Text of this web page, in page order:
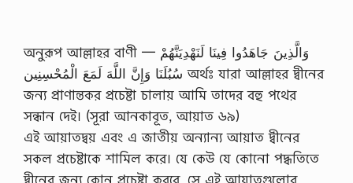
অনুরূপ আল্লাহর বাণী — وَالَّذِينَ جَاهَدُوا فِينَا لَنَهْدِيَنَّهُمْ
سُبُلَنَا وَإِنَّ اللَّهَ لَمَعَ الْمُحْسِنِين অর্থঃ যারা আল্লাহর দ্বীনের
জন্য প্রাণান্তকর প্রচেষ্টা চালায় আমি তাদের বহু পথের
সন্ধান দেই। (সূরা আনকাবূত, আয়াত ৬৯)
এই আয়াতদ্বয় এবং এ জাতীয় অন্যান্য আয়াত দ্বীনের
সকল প্রচেষ্টাকে শামিল করে। যে কেউ যে কোনো পদ্ধতিতে